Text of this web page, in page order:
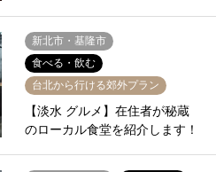
新北市・基隆市
食べる・飲む
台北から行ける郊外プラン
【淡水 グルメ】在住者が秘蔵
のローカル食堂を紹介します！